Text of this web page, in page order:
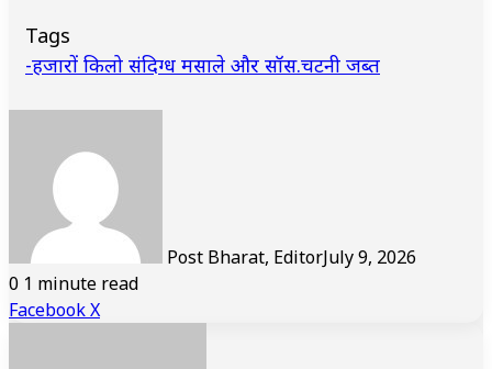
Tags
-हजारों किलो संदिग्ध मसाले और सॉस.चटनी जब्त
Post Bharat, EditorJuly 9, 2026
0 1 minute read
FacebookXLinkedIn
Tumblr
Pinterest
Reddit
VKontakte
Share
Print